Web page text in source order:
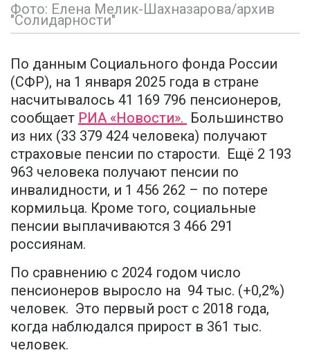
Фото: Елена Мелик-Шахназарова/архив
"Солидарности"
По данным Социального фонда России
(СФР), на 1 января 2025 года в стране
насчитывалось 41 169 796 пенсионеров,
сообщает РИА «Новости».
Большинство
из них (33 379 424 человека) получают
страховые пенсии по старости. Ещё 2 193
963 человека получают пенсии по
инвалидности, и 1 456 262 – по потере
кормильца. Кроме того, социальные
пенсии выплачиваются 3 466 291
россиянам.
По сравнению с 2024 годом число
пенсионеров выросло на 94 тыс. (+0,2%)
человек. Это первый рост с 2018 года,
когда наблюдался прирост в 361 тыс.
человек.